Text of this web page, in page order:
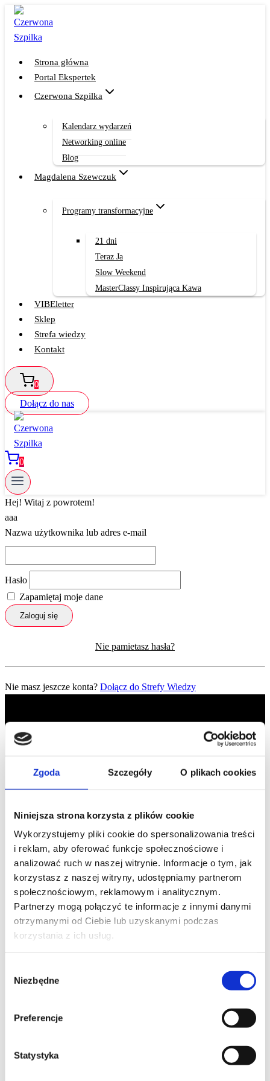
Zgoda Szczegóły O plikach cookies
Niniejsza strona korzysta z plików cookie
Wykorzystujemy pliki cookie do spersonalizowania treści
i reklam, aby oferować funkcje społecznościowe i
analizować ruch w naszej witrynie. Informacje o tym, jak
korzystasz z naszej witryny, udostępniamy partnerom
społecznościowym, reklamowym i analitycznym.
Partnerzy mogą połączyć te informacje z innymi danymi
otrzymanymi od Ciebie lub uzyskanymi podczas
korzystania z ich usług.
zgody
Niezbędne
Preferencje
Statystyka
Przejdź
treści
Strona główna
Portal Ekspertek
Czerwona Szpilka
Kalendarz wydarzeń
Networking online
Blog
Magdalena Szewczuk
Programy transformacyjne
21 dni
Teraz Ja
Slow Weekend
MasterClassy Inspirująca Kawa
VIBEletter
Sklep
Strefa wiedzy
Kontakt
0
Dołącz do nas
0
Hej! Witaj z powrotem!
aaa
Nazwa użytkownika lub adres e-mail
Hasło
Zapamiętaj moje dane
Zaloguj się
Nie pamietasz hasła?
Nie masz jeszcze konta? Dołącz do Strefy Wiedzy
Szpilka
Profil tiktok Czerwona Szpilka
Profil youtube Czerwona
Szpilka
Kontakt
kontakt@czerwonaszpilka.pl